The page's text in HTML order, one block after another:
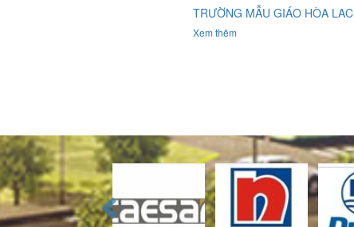
TRƯỜNG MẪU GIÁO HÒA LAC
Xem thêm